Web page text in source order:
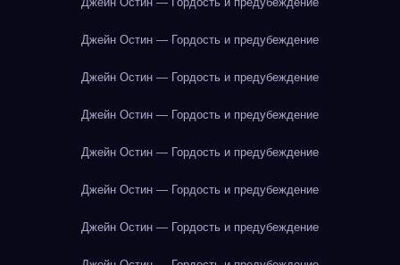
Джейн Остин — Гордость и предубеждение
Джейн Остин — Гордость и предубеждение
Джейн Остин — Гордость и предубеждение
Джейн Остин — Гордость и предубеждение
Джейн Остин — Гордость и предубеждение
Джейн Остин — Гордость и предубеждение